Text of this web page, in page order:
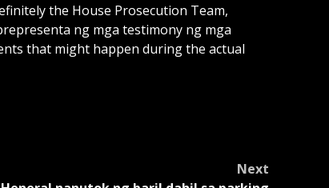
the House Prosecution Team,
ng mga testimony ng mga
that might happen during the actual
Next